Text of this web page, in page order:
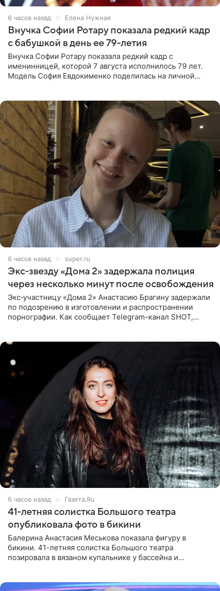
6 часов назад Елена Нужная
Внучка Софии Ротару показала редкий кадр
с бабушкой в день ее 79-летия
Внучка Софии Ротару показала редкий кадр с
именинницей, которой 7 августа исполнилось 79 лет.
Модель София Евдокименко поделилась на личной
6 часов назад super.ru
Экс‑звезду «Дома 2» задержала полиция
через несколько минут после освобождения
Экс‑участницу «Дома 2» Анастасию Брагину задержали
по подозрению в изготовлении и распространении
порнографии. Как сообщает Telegram-канал SHOT,
6 часов назад Газета.Ru
41-летняя солистка Большого театра
опубликовала фото в бикини
Балерина Анастасия Меськова показала фигуру в
бикини. 41-летняя солистка Большого театра
позировала в вязаном купальнике у бассейна и